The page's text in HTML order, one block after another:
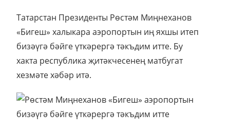
Татарстан Президенты Рөстәм Миңнеханов
«Бигеш» халыкара аэропортын иң яхшы итеп
бизәүгә бәйге үткәрергә тәкъдим итте. Бу
хакта республика җитәкчесенең матбугат
хезмәте хәбәр итә.